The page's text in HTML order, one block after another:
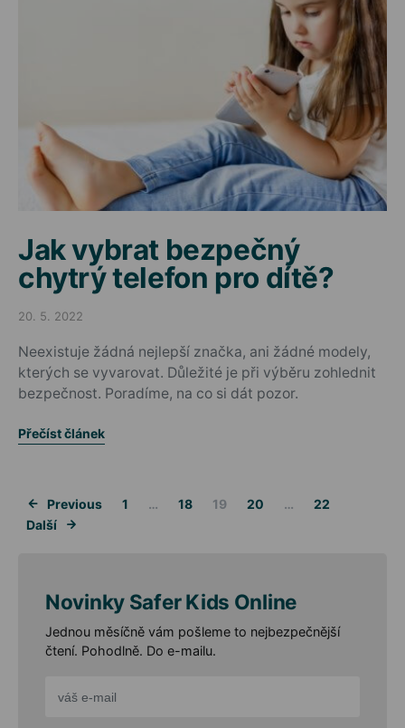
Jak vybrat bezpečný
chytrý telefon pro dítě?
Posted on
20. 5. 2022
Neexistuje žádná nejlepší značka, ani žádné modely,
kterých se vyvarovat. Důležité je při výběru zohlednit
bezpečnost. Poradíme, na co si dát pozor.
Přečíst článek
Stránkování
Previous 1 … 18 19 20 …
22
Další
Novinky Safer Kids Online
Jednou měsíčně vám pošleme to nejbezpečnější
čtení. Pohodlně. Do e-mailu.